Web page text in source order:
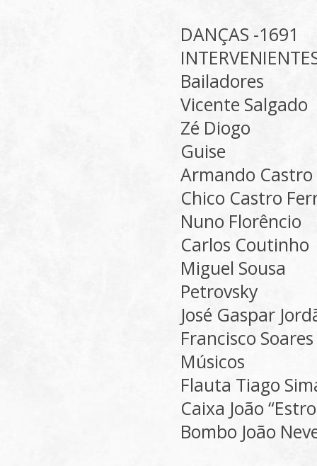
DANÇAS -1691
Bailadores
Vicente Salgado
Zé Diogo
Guise
Armando Castro
Chico Castro
Nuno Florêncio
Carlos Coutinho
Miguel Sousa
Petrovsky
José Gaspar
Francisco Soares
Músicos
Flauta Tiago
Caixa João
Bombo João